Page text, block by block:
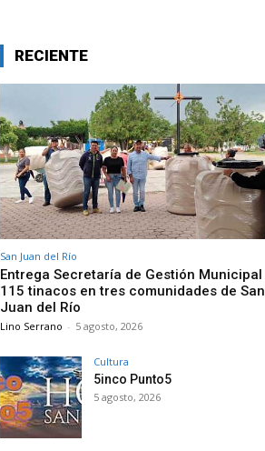
RECIENTE
San Juan del Río
Entrega Secretaría de Gestión Municipal
115 tinacos en tres comunidades de San
Juan del Río
Lino Serrano - 5 agosto, 2026
Cultura
5inco Punto5
5 agosto, 2026